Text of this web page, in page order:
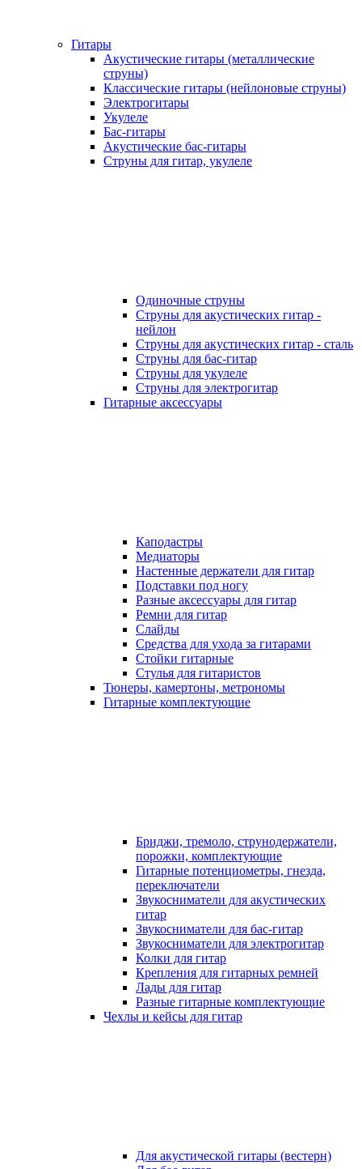
Гитары
Акустические гитары (металлические
струны)
Классические гитары (нейлоновые струны)
Электрогитары
Укулеле
Бас-гитары
Акустические бас-гитары
Струны для гитар, укулеле
Одиночные струны
Струны для акустических гитар -
нейлон
Струны для акустических гитар - сталь
Струны для бас-гитар
Струны для укулеле
Струны для электрогитар
Гитарные аксессуары
Каподастры
Медиаторы
Настенные держатели для гитар
Подставки под ногу
Разные аксессуары для гитар
Ремни для гитар
Слайды
Средства для ухода за гитарами
Стойки гитарные
Стулья для гитаристов
Тюнеры, камертоны, метрономы
Гитарные комплектующие
Бриджи, тремоло, струнодержатели,
порожки, комплектующие
Гитарные потенциометры, гнезда,
переключатели
Звукосниматели для акустических
гитар
Звукосниматели для бас-гитар
Звукосниматели для электрогитар
Колки для гитар
Крепления для гитарных ремней
Лады для гитар
Разные гитарные комплектующие
Чехлы и кейсы для гитар
Для акустической гитары (вестерн)